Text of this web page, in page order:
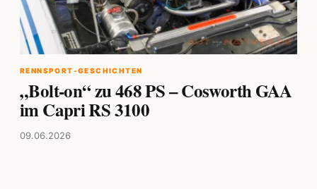
RENNSPORT-GESCHICHTEN
„Bolt-on“ zu 468 PS – Cosworth GAA
im Capri RS 3100
09.06.2026